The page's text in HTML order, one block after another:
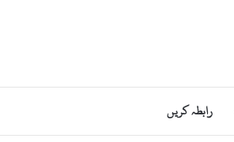
رابطہ کریں